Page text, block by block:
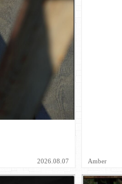
2026.08.07 Amber